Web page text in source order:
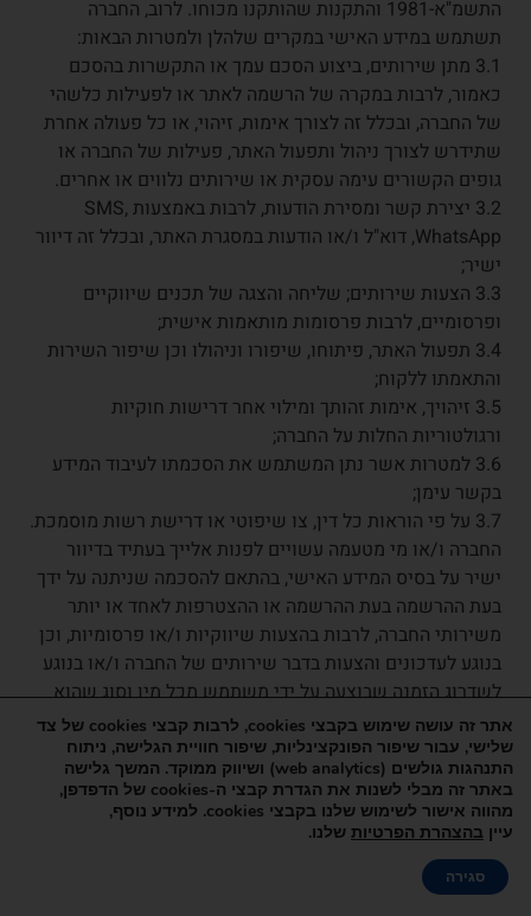
התשמ"א-1981 והתקנות שהותקנו מכוחו. לרוב, החברה
תשתמש במידע האישי במקרים שלהלן ולמטרות הבאות:
3.1 מתן שירותים, ביצוע הסכם עמך או התקשרות בהסכם
כאמור, לרבות במקרה של הרשמה לאתר או לפעילות כלשהי
של החברה, ובכלל זה לצורך אימות, זיהוי, או כל פעולה אחרת
שתידרש לצורך ניהול ותפעול האתר, פעילות של החברה או
גופים הקשורים עימה עסקית או שירותים נלווים או אחרים.
3.2 יצירת קשר ומסירת הודעות, לרבות באמצעות SMS,
WhatsApp, דוא"ל ו/או הודעות במסגרת האתר, ובכלל זה דיוור
ישיר;
3.3 הצעות שירותים; שליחה והצגה של תכנים שיווקיים
ופרסומיים, לרבות פרסומות מותאמות אישית;
3.4 תפעול האתר, פיתוחו, שיפורו וניהולו וכן שיפור השירות
והתאמתו ללקוח;
3.5 זיהויך, אימות זהותך ומילוי אחר דרישות חוקיות
ורגולטוריות החלות על החברה;
3.6 למטרות אשר נתן המשתמש את הסכמתו לעיבוד המידע
בקשר עימן;
3.7 על פי הוראות כל דין, צו שיפוטי או דרישת רשות מוסמכת.
החברה ו/או מי מטעמה עשויים לפנות אלייך בעתיד בדיוור
ישיר על בסיס המידע האישי, בהתאם להסכמה שניתנה על ידך
בעת ההרשמה בעת ההרשמה או ההצטרפות לאחד או יותר
משירותי החברה, לרבות בהצעות שיווקיות ו/או פרסומיות, וכן
בנוגע לעדכונים והצעות בדבר שירותים של החברה ו/או בנוגע
לשדרוג הזמנה שבוצעה על ידי משתמש מכל מין וסוג שהוא
באמצעי הדיוור השונים. בנוסף, ייתכן כי החברה תשלח לך
הודעות (לרבות "הודעות בדחיפה" למכשיר, הודעות SMS או
הודעות דוא"ל) הנוגעות לפעילות המשתמש באתר.
מובהר כי המשתמש זכאי, לפי דרישתו, להימחק ממי מבין
מאגרי המידע של החברה, להורות כי מידע המתייחס אליו לא
יימסר לאדם, לסוג בני אדם או לאנשים מסוימים והכל לפרק
זמן מוגבל או קבוע, או לבקש את הסרת שמו מרשימת התפוצה
אתר זה עושה שימוש בקבצי cookies, לרבות קבצי cookies של צד
שלישי, עבור שיפור הפונקצינליות, שיפור חוויית הגלישה, ניתוח
התנהגות גולשים (web analytics) ושיווק ממוקד. המשך גלישה
באתר זה מבלי לשנות את הגדרת קבצי ה-cookies של הדפדפן,
מהווה אישור לשימוש שלנו בקבצי cookies. למידע נוסף,
עיין בהצהרת הפרטיות שלנו.
סגירה